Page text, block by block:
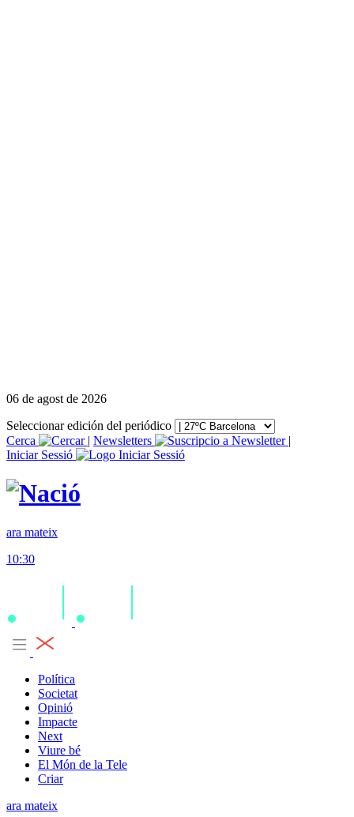
06 de agost de 2026
Seleccionar edición del periódico
Cerca
| Newsletters
|
Iniciar Sessió
ara mateix
10:30
Política
Societat
Opinió
Impacte
Next
Viure bé
El Món de la Tele
Criar
ara mateix